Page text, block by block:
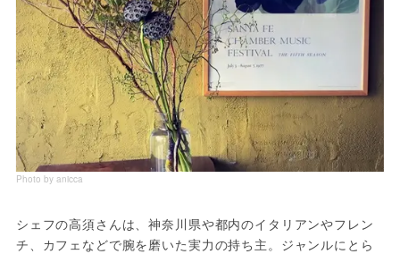
Photo by anicca
シェフの高須さんは、神奈川県や都内のイタリアンやフレン
チ、カフェなどで腕を磨いた実力の持ち主。ジャンルにとら